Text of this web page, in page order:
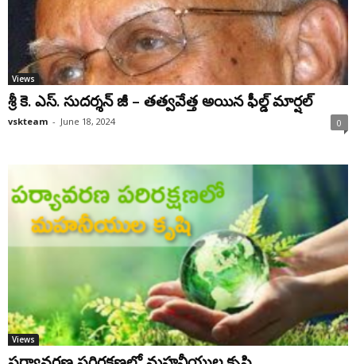
Views
శ్రీ కె. ఎస్. సుదర్శన్ జీ – తత్వవేత్త అయిన ఫీల్డ్ మార్షల్
vskteam - June 18, 2024 0
Views